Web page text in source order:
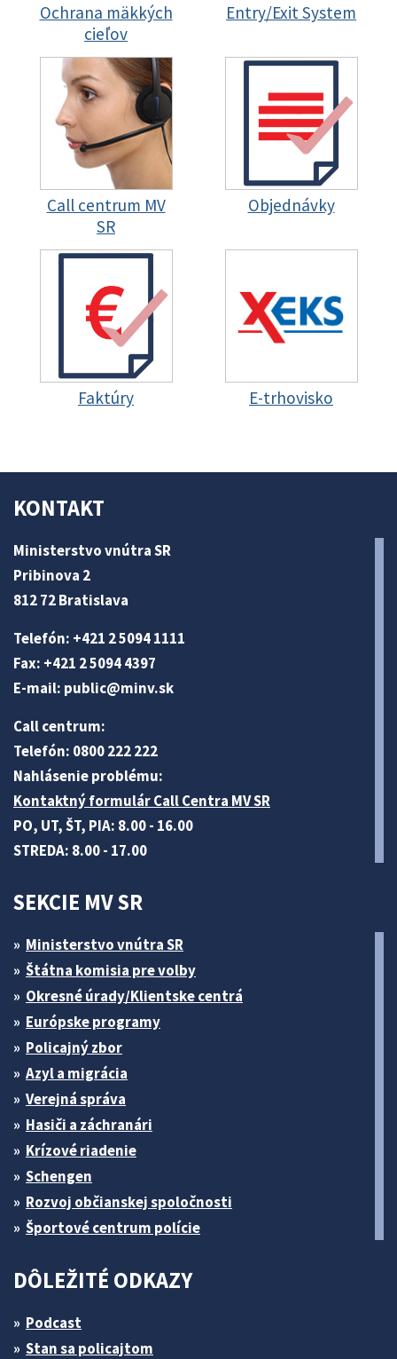
Ochrana mäkkých
cieľov
Entry/Exit System
Call centrum MV
SR
Objednávky
Faktúry E-trhovisko
KONTAKT
Ministerstvo vnútra SR
Pribinova 2
812 72 Bratislava
Telefón: +421 2 5094 1111
Fax: +421 2 5094 4397
E-mail: public@minv.sk
Call centrum:
Telefón: 0800 222 222
Nahlásenie problému:
Kontaktný formulár Call Centra MV SR
PO, UT, ŠT, PIA: 8.00 - 16.00
STREDA: 8.00 - 17.00
SEKCIE MV SR
Ministerstvo vnútra SR
Štátna komisia pre volby
Okresné úrady/Klientske centrá
Európske programy
Policajný zbor
Azyl a migrácia
Verejná správa
Hasiči a záchranári
Krízové riadenie
Schengen
Rozvoj občianskej spoločnosti
Športové centrum polície
DÔLEŽITÉ ODKAZY
Podcast
Stan sa policajtom